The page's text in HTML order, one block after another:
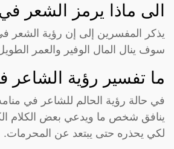
الى ماذا يرمز الشعر
يذكر المفسرين إلى إن رؤية الشعر
سوف ينال المال الوفير والعمر
ما تفسير رؤية الشاعر
في حالة رؤية الحالم للشاعر في
ينافق شخص ما ويدعي بعض الكلام
لكي يحذره حتى يبتعد عن المحرمات.